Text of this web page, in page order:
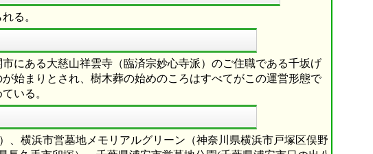
る。
にある大慈山祥雲寺（臨済宗妙心寺派）のご住職である千坂げ
始まりとされ、樹木葬の始めのころはすべてがこの運営形態で
いる。
、横浜市営墓地メモリアルグリーン（神奈川県横浜市戸塚区俣野